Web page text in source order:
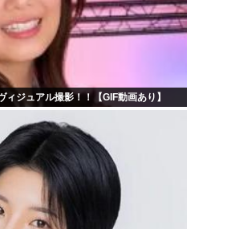
ジュアル撮影！！【GIF動画あり】